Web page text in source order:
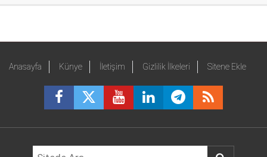
Anasayfa Künye İletişim Gizlilik İlkeleri Sitene Ekle